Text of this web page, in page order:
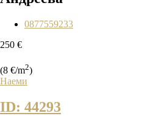
0877559233
250 €
(8 €/m2)
Наеми
ID: 44293